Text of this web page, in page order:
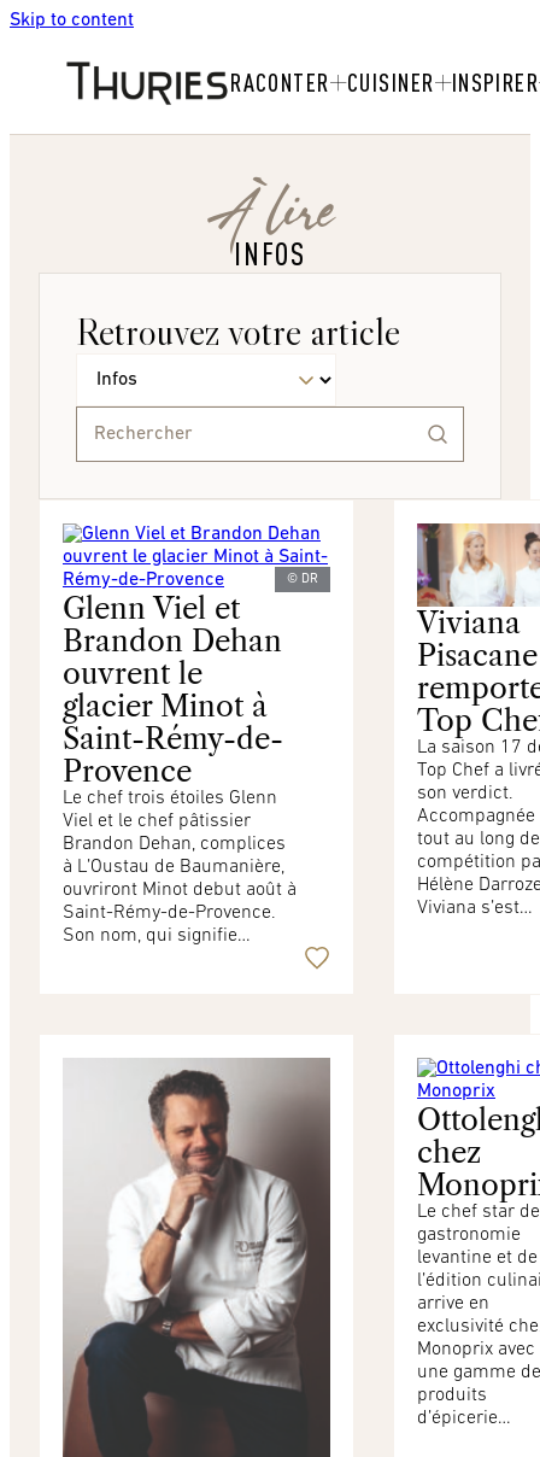
Skip to content
RACONTER CUISINER INSPIRER
À lire
INFOS
Retrouvez votre article
© DR
Glenn Viel et
Brandon Dehan
ouvrent le
glacier Minot à
Saint-Rémy-de-
Provence
Le chef trois étoiles Glenn
Viel et le chef pâtissier
Brandon Dehan, complices
à L’Oustau de Baumanière,
ouvriront Minot debut août à
Saint-Rémy-de-Provence.
Son nom, qui signifie…
Viviana
Pisacane
Top
La saison 17
Top Chef a
son verdict.
Accompagnée
tout au long
compétition
Hélène
Viviana s’est…
chez
Le chef star
gastronomie
levantine et de
l’édition
arrive en
exclusivité
Monoprix avec
une gamme de
produits
d’épicerie…